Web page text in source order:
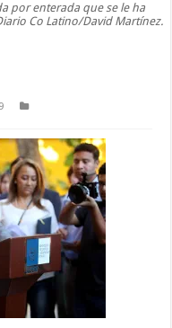
por enterada que se le ha
Co Latino/David Martínez.